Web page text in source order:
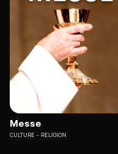
Messe
CULTURE RELIGION